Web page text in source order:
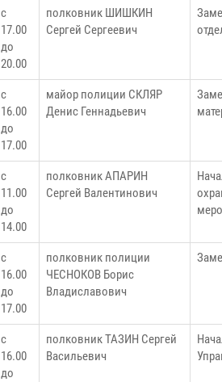
с
17.00
до
20.00
полковник ШИШКИН
Сергей Сергеевич
с
16.00
до
17.00
майор полиции СКЛЯР
Денис Геннадьевич
с
11.00
до
14.00
полковник АПАРИН
Сергей Валентинович
с
16.00
до
17.00
полковник полиции
ЧЕСНОКОВ Борис
Владиславович
с
16.00
до
полковник ТАЗИН Сергей
Васильевич